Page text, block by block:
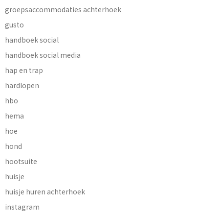
groepsaccommodaties achterhoek
gusto
handboek social
handboek social media
hap en trap
hardlopen
hbo
hema
hoe
hond
hootsuite
huisje
huisje huren achterhoek
instagram